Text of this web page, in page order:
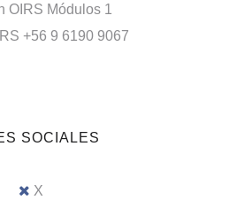
OIRS Módulos 1
+56 9 6190 9067
SOCIALES
X